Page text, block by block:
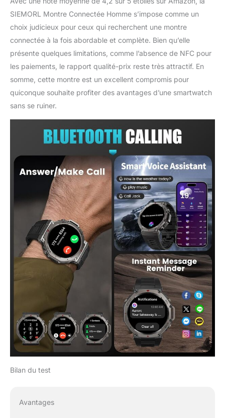
offrant une autonomie
exceptionnelle. Avec une
utilisation normale, la
montre peut tenir jusqu'à
jusqu'à 40 jours en
mode économie
d'énergie, vous assurant
SIEMORL Montre Connectée Homme s’impose comme un
choix judicieux pour ceux qui recherchent une montre
connectée à la fois abordable et complète. Bien qu’elle
présente quelques limitations, comme l’absence de NFC pour
les paiements, le rapport qualité-prix reste très attractif. En
somme, cette montre est un excellent compromis pour
quiconque souhaite profiter des avantages d’une smartwatch
sans se ruiner.
Bilan du test
Avantages